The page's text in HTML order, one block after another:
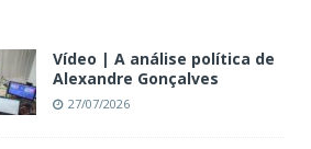
Vídeo | A análise política de
Alexandre Gonçalves
27/07/2026